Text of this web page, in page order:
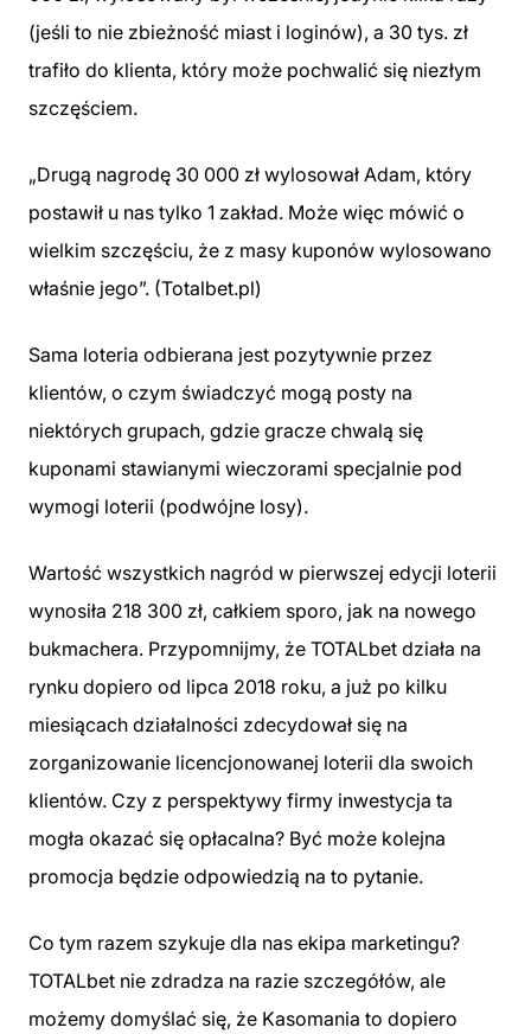
(jeśli to nie zbieżność miast i loginów), a 30 tys. zł
trafiło do klienta, który może pochwalić się niezłym
szczęściem.
„Drugą nagrodę 30 000 zł wylosował Adam, który
postawił u nas tylko 1 zakład. Może więc mówić o
wielkim szczęściu, że z masy kuponów wylosowano
właśnie jego”. (Totalbet.pl)
Sama loteria odbierana jest pozytywnie przez
klientów, o czym świadczyć mogą posty na
niektórych grupach, gdzie gracze chwalą się
kuponami stawianymi wieczorami specjalnie pod
wymogi loterii (podwójne losy).
Wartość wszystkich nagród w pierwszej edycji loterii
wynosiła 218 300 zł, całkiem sporo, jak na nowego
bukmachera. Przypomnijmy, że TOTALbet działa na
rynku dopiero od lipca 2018 roku, a już po kilku
miesiącach działalności zdecydował się na
zorganizowanie licencjonowanej loterii dla swoich
klientów. Czy z perspektywy firmy inwestycja ta
mogła okazać się opłacalna? Być może kolejna
promocja będzie odpowiedzią na to pytanie.
Co tym razem szykuje dla nas ekipa marketingu?
TOTALbet nie zdradza na razie szczegółów, ale
możemy domyślać się, że Kasomania to dopiero